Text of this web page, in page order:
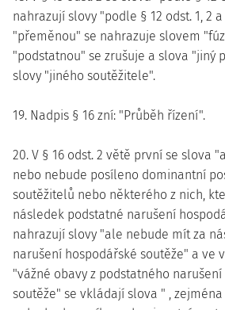
nahrazují slovy "podle § 12 odst. 1, 2 a
"přeměnou" se nahrazuje slovem
"podstatnou" se zrušuje a slova "jiný
slovy "jiného soutěžitele".
19. Nadpis § 16 zní: "Průběh řízení".
20. V § 16 odst. 2 větě první se slova
nebo nebude posíleno dominantní
soutěžitelů nebo některého z nich,
následek podstatné narušení
nahrazují slovy "ale nebude mít za
narušení hospodářské soutěže" a ve
"vážné obavy z podstatného
soutěže" se vkládají slova " ,